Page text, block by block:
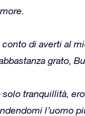
di averti al
grato,
tranquillità,
l’uomo